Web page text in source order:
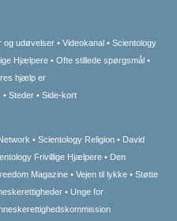
og udøvelser Videokanal
Scientology
Hjælpere
Ofte stillede spørgsmål
hjælp er
Steder Side-kort
Scientology Religion
David
Frivillige Hjælpere
Den
Magazine Vejen til lykke
Støtte
Unge for